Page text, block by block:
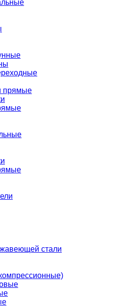
прямые
стали